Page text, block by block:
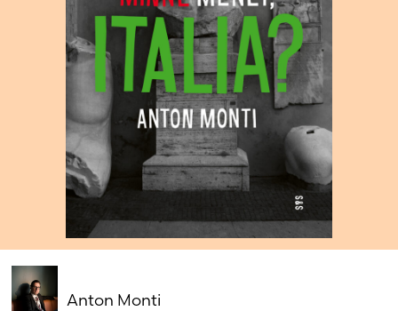
Salasana unohtunut?
Eikö sinulla ole tiliä?
Luo uusi tili
Anton Monti